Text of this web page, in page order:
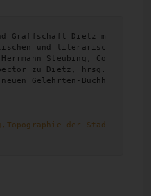
Graffschaft Dietz m
und literarisc
Steubing, Co
zu Dietz, hrsg.
Gelehrten-Buchh
der Stad